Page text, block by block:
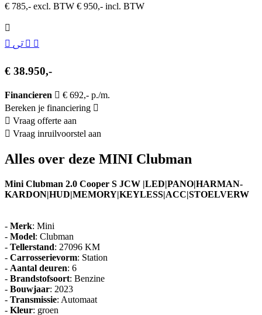
€ 785,- excl. BTW € 950,- incl. BTW
€ 38.950,-
Financieren
€ 692,- p./m.
Bereken je financiering
Vraag offerte aan
Vraag inruilvoorstel aan
Alles over deze MINI Clubman
Mini Clubman 2.0 Cooper S JCW |LED|PANO|HARMAN-
KARDON|HUD|MEMORY|KEYLESS|ACC|STOELVERW
- Merk: Mini
- Model: Clubman
- Tellerstand: 27096 KM
- Carrosserievorm: Station
- Aantal deuren: 6
- Brandstofsoort: Benzine
- Bouwjaar: 2023
- Transmissie: Automaat
- Kleur: groen